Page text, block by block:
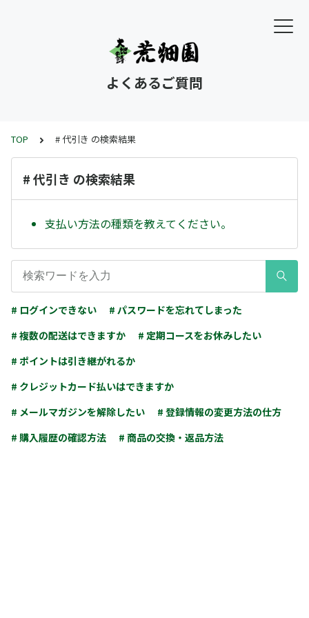
よくあるご質問
TOP # 代引き の検索結果
# 代引き の検索結果
支払い方法の種類を教えてください。
# ログインできない
# パスワードを忘れてしまった
# 複数の配送はできますか
# 定期コースをお休みしたい
# ポイントは引き継がれるか
# クレジットカード払いはできますか
# メールマガジンを解除したい
# 登録情報の変更方法の仕方
# 購入履歴の確認方法
# 商品の交換・返品方法